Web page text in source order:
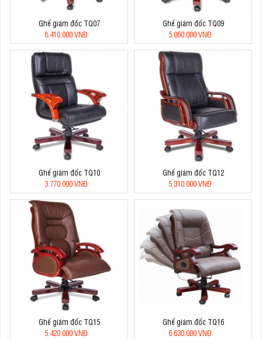
Ghế giám đốc TQ07
6.410.000 VNĐ
Ghế giám đốc TQ09
5.060.000 VNĐ
Ghế giám đốc TQ10
3.770.000 VNĐ
Ghế giám đốc TQ12
5.310.000 VNĐ
Ghế giám đốc TQ15
5.420.000 VNĐ
Ghế giám đốc TQ16
6.630.000 VNĐ